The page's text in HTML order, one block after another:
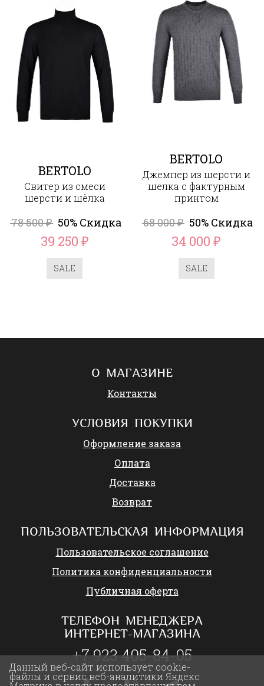
BERTOLO
Свитер из смеси
шерсти и шёлка
78 500₽ 50% Скидка
39 250 ₽
SALE
BERTOLO
Джемпер из шерсти и
шелка с фактурным
принтом
68 000₽ 50% Скидка
34 000₽
SALE
О МАГАЗИНЕ
Контакты
УСЛОВИЯ ПОКУПКИ
Оформление заказа
Оплата
Доставка
Возврат
ПОЛЬЗОВАТЕЛЬСКАЯ ИНФОРМАЦИЯ
Пользовательское соглашение
Политика конфиденциальности
Публичная оферта
ТЕЛЕФОН МЕНЕДЖЕРА
ИНТЕРНЕТ-МАГАЗИНА
+7 923 405-84-05
Данный веб-сайт использует cookie-
файлы и сервис веб-аналитики Яндекс